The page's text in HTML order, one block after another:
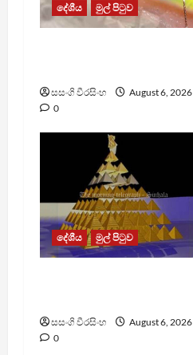
දේශීය මුල් පිටුව
සසංගි වීරසිංහ
August 6, 2026
0
දේශීය මුල් පිටුව
සසංගි වීරසිංහ
August 6, 2026
0